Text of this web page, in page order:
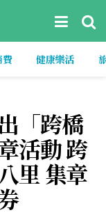
費 健康樂活
「跨橋
活動 跨
里 集章